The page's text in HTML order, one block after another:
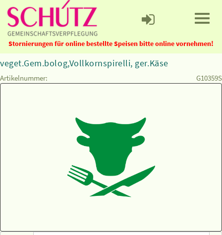
Stornierungen für online bestellte Speisen bitte online vornehmen!
veget.Gem.bolog,Vollkornspirelli, ger.Käse
Artikelnummer: G10359S